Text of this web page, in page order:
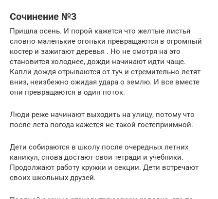
Сочинение №3
Пришла осень. И порой кажется что желтые листья
словно маленькие огоньки превращаются в огромный
костер и зажигают деревья . Но не смотря на это
становится холоднее, дожди начинают идти чаще.
Капли дождя отрываются от туч и стремительно летят
вниз, неизбежно ожидая удара о землю. И все вместе
они превращаются в один поток.
Люди реже начинают выходить на улицу, потому что
после лета погода кажется не такой гостеприимной.
Дети собираются в школу после очередных летних
каникул, снова достают свои тетради и учебники.
Продолжают работу кружки и секции. Дети встречают
своих школьных друзей.